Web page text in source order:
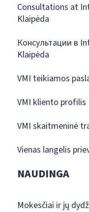
Consultations at
Klaipėda
Консультации в
Klaipėda
VMI teikiamos
VMI kliento profilis
VMI skaitmeninė
Vienas langelis
NAUDINGA
Mokesčiai ir jų